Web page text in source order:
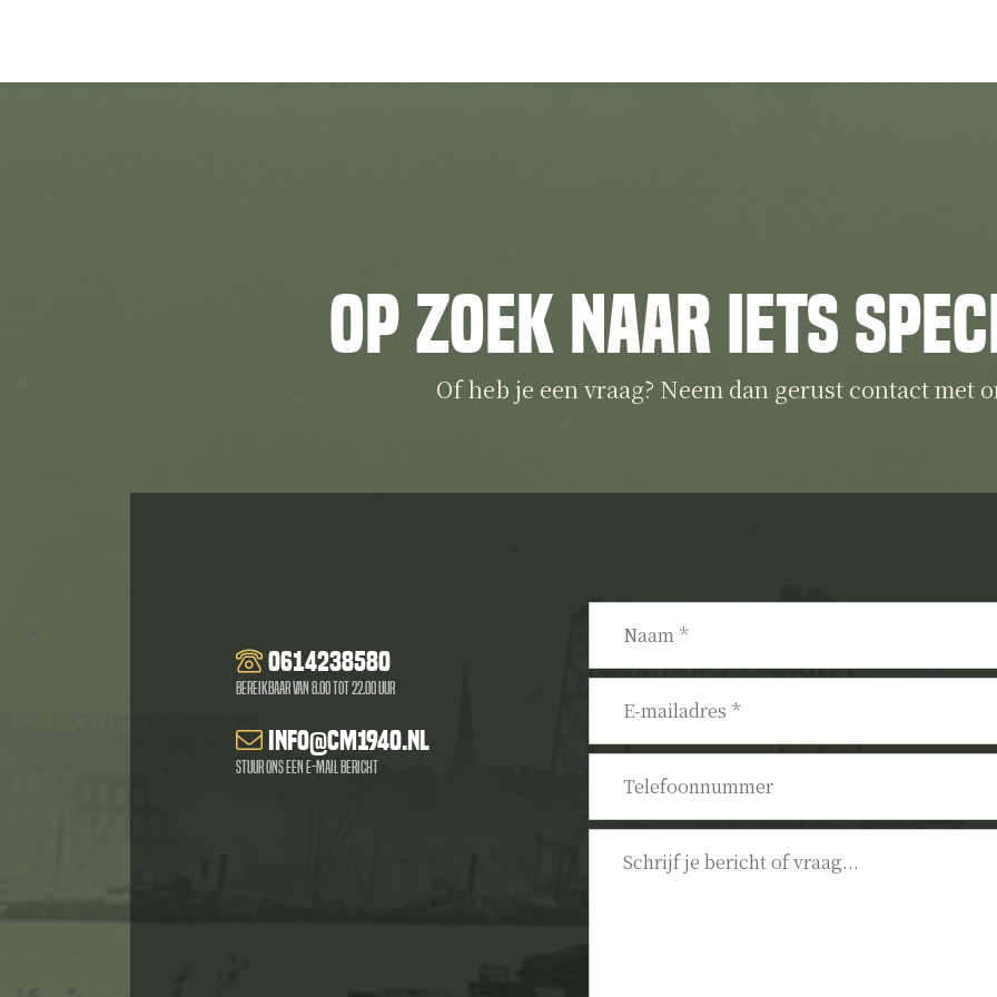
Op zoek naar iets
Of heb je een vraag? Neem dan gerust contact met
0614238580
Bereikbaar van 8.00 tot 22.00 uur
info@cm1940.nl
Stuur ons een e-mail bericht
mailadres *